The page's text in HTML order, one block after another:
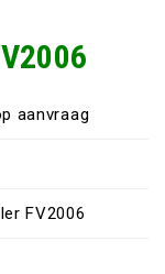
aanvraag
FV2006